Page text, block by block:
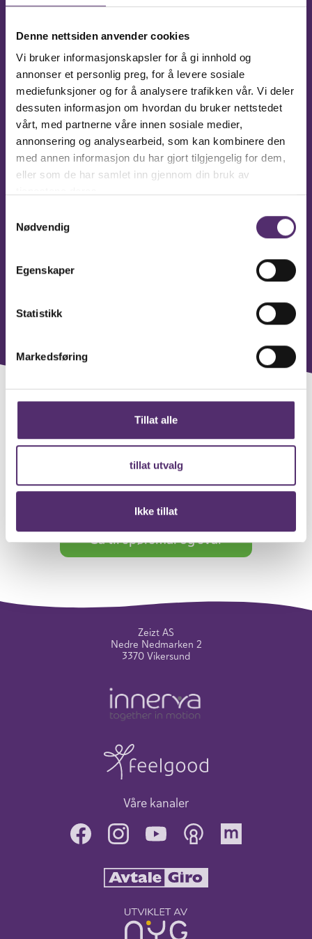
Denne nettsiden anvender cookies
Vi bruker informasjonskapsler for å gi innhold og
annonser et personlig preg, for å levere sosiale
mediefunksjoner og for å analysere trafikken vår. Vi deler
dessuten informasjon om hvordan du bruker nettstedet
vårt, med partnerne våre innen sosiale medier,
annonsering og analysearbeid, som kan kombinere den
med annen informasjon du har gjort tilgjengelig for dem,
eller som de har samlet inn gjennom din bruk av
Nødvendig
Egenskaper
Statistikk
Markedsføring
Tillat alle
tillat utvalg
Ikke tillat
Vil du vite mer om
Feelgood?
Gå til spørsmål og svar
Zeizt AS
Nedre Nedmarken 2
3370 Vikersund
Våre kanaler